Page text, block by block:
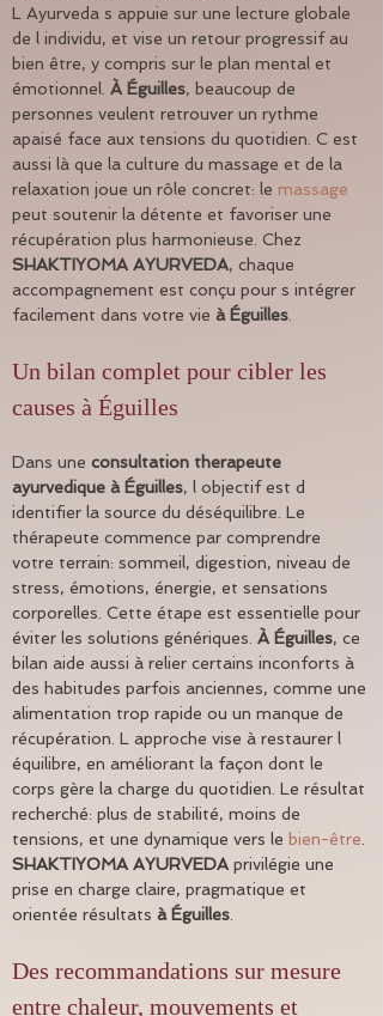
L Ayurveda s appuie sur une lecture globale
de l individu, et vise un retour progressif au
bien être, y compris sur le plan mental et
émotionnel. À Éguilles, beaucoup de
personnes veulent retrouver un rythme
apaisé face aux tensions du quotidien. C est
aussi là que la culture du massage et de la
relaxation joue un rôle concret: le massage
peut soutenir la détente et favoriser une
récupération plus harmonieuse. Chez
SHAKTIYOMA AYURVEDA, chaque
accompagnement est conçu pour s intégrer
facilement dans votre vie à Éguilles
Un bilan complet pour cibler les
causes à Éguilles
Dans une consultation therapeute
ayurvedique à Éguilles, l objectif est d
identifier la source du déséquilibre. Le
thérapeute commence par comprendre
votre terrain: sommeil, digestion, niveau de
stress, émotions, énergie, et sensations
corporelles. Cette étape est essentielle pour
éviter les solutions génériques. À Éguilles, ce
bilan aide aussi à relier certains inconforts à
des habitudes parfois anciennes, comme une
alimentation trop rapide ou un manque de
récupération. L approche vise à restaurer l
équilibre, en améliorant la façon dont le
corps gère la charge du quotidien. Le résultat
recherché: plus de stabilité, moins de
tensions, et une dynamique vers le bien-être
SHAKTIYOMA AYURVEDA privilégie une
prise en charge claire, pragmatique et
orientée résultats à Éguilles
Des recommandations sur mesure
entre chaleur, mouvements et